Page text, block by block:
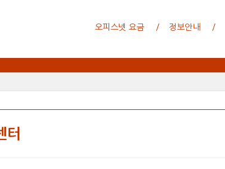
오피스넷 요금 정보안내
터